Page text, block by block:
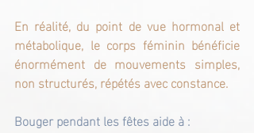
En réalité, du point de vue hormonal et
métabolique, le corps féminin bénéficie
énormément de mouvements simples,
non structurés, répétés avec constance.
Bouger pendant les fêtes aide à :